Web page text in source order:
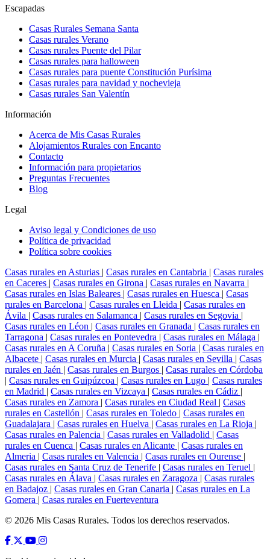
Escapadas
Casas Rurales Semana Santa
Casas rurales Verano
Casas rurales Puente del Pilar
Casas rurales para halloween
Casas rurales para puente Constitución Purísima
Casas rurales para navidad y nochevieja
Casas rurales San Valentín
Información
Acerca de Mis Casas Rurales
Alojamientos Rurales con Encanto
Contacto
Información para propietarios
Preguntas Frecuentes
Blog
Legal
Aviso legal y Condiciones de uso
Política de privacidad
Política sobre cookies
Casas rurales en Asturias | Casas rurales en Cantabria | Casas rurales
en Caceres | Casas rurales en Girona | Casas rurales en Navarra |
Casas rurales en Islas Baleares | Casas rurales en Huesca | Casas
rurales en Barcelona | Casas rurales en Lleida | Casas rurales en
Ávila | Casas rurales en Salamanca | Casas rurales en Segovia |
Casas rurales en Léon | Casas rurales en Granada | Casas rurales en
Tarragona | Casas rurales en Pontevedra | Casas rurales en Málaga |
Casas rurales en A Coruña | Casas rurales en Soria | Casas rurales en
Albacete | Casas rurales en Murcia | Casas rurales en Sevilla | Casas
rurales en Jaén | Casas rurales en Burgos | Casas rurales en Córdoba
| Casas rurales en Guipúzcoa | Casas rurales en Lugo | Casas rurales
en Madrid | Casas rurales en Vizcaya | Casas rurales en Cádiz |
Casas rurales en Zamora | Casas rurales en Ciudad Real | Casas
rurales en Castellón | Casas rurales en Toledo | Casas rurales en
Guadalajara | Casas rurales en Huelva | Casas rurales en La Rioja |
Casas rurales en Palencia | Casas rurales en Valladolid | Casas
rurales en Cuenca | Casas rurales en Alicante | Casas rurales en
Almeria | Casas rurales en Valencia | Casas rurales en Ourense |
Casas rurales en Santa Cruz de Tenerife | Casas rurales en Teruel |
Casas rurales en Álava | Casas rurales en Zaragoza | Casas rurales
en Badajoz | Casas rurales en Gran Canaria | Casas rurales en La
Gomera | Casas rurales en Fuerteventura
© 2026 Mis Casas Rurales. Todos los derechos reservados.